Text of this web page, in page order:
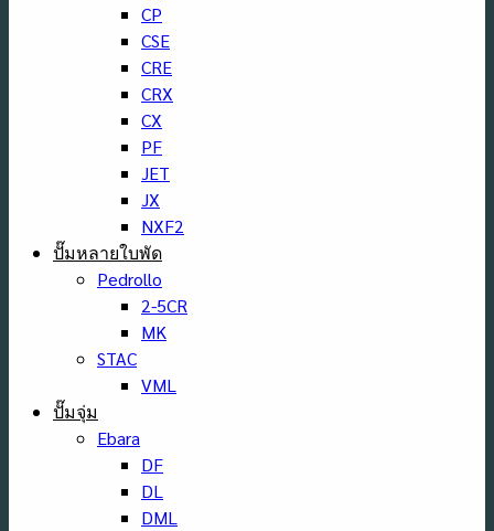
CP
CSE
CRE
CRX
CX
PF
JET
JX
NXF2
ปั๊มหลายใบพัด
Pedrollo
2-5CR
MK
STAC
VML
ปั๊มจุ่ม
Ebara
DF
DL
DML